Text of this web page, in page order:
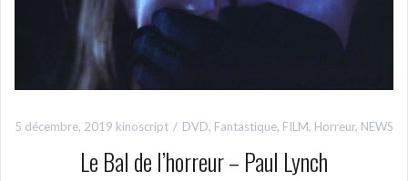
5 décembre, 2019 kinoscript DVD, Fantastique, FILM, Horreur, NEWS
Le Bal de l’horreur – Paul Lynch